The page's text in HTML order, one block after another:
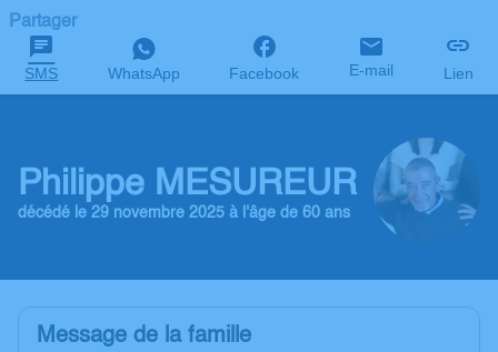
Partager
SMS WhatsApp Facebook E-mail Lien
Philippe MESUREUR
décédé le 29 novembre 2025 à l'âge de 60 ans
Message de la famille